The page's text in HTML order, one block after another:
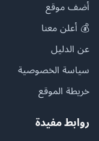
أضف موقع
💰 أعلن معنا
عن الدليل
سياسة الخصوصية
خريطة الموقع
روابط مفيدة